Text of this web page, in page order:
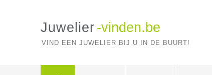
Juwelier -vinden.be
VIND EEN JUWELIER BIJ U IN DE BUURT!